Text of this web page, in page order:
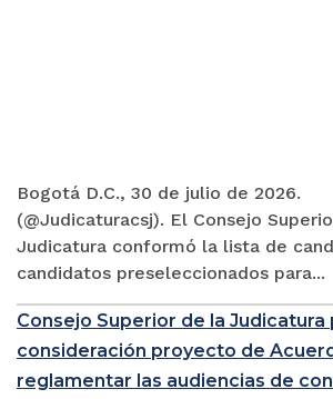
Bogotá D.C., 30 de julio de 2026.
(@Judicaturacsj). El Consejo
Judicatura conformó la lista de
candidatos preseleccionados para...
Consejo Superior de la Judicatura
consideración proyecto de
reglamentar las audiencias de